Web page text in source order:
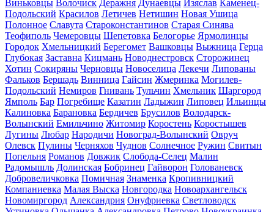
Виньковцы Волочиск Деражня Дунаевцы Изяслав Каменец-
Подольский Красилов Летичев Нетишин Новая Ушица
Полонное Славута Староконстантинов Старая Синява
Теофиполь Чемеровцы Шепетовка Белогорье Ярмолинцы
Городок Хмельницкий Берегомет Вашковцы Выжница Герца
Глубокая Заставна Кицмань Новоднестровск Сторожинец
Хотин Сокиряны Черновцы Новоселица Лекечи Липованы
Фальков Бершадь Винница Гайсин Жмеринка Могилев-
Подольский Немиров Гнивань Тульчин Хмельник Шаргород
Ямполь Бар Погребище Казатин Ладыжин Липовец Ильинцы
Калиновка Барановка Бердичев Брусилов Володарск-
Волынский Емильчино Житомир Коростень Коростышев
Лугины Любар Народичи Новоград-Волынский Овруч
Олевск Пулины Черняхов Чуднов Солнечное Ружин Свитын
Попельня Романов Довжик Слобода-Селец Малин
Радомышль Долинская Бобринец Гайворон Голованевск
Добровеличковка Помичная Знаменка Кропивницкий
Компаниевка Малая Выска Новгородка Новоархангельск
Новомиргород Александрия Онуфриевка Светловодск